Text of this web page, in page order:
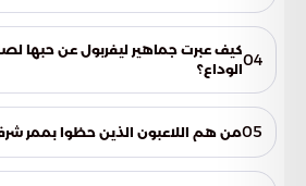
في مباراته الوداعية ضد فريق برينتفورد،
تسجيل هدف مميز كان بمثابة هدية أخيرة04كيف عبرت جماهير ليفربول عن حبها
الوداع؟
ضجت مدرجات ملعب الأنفيلد بالهتافات
رددت اسم محمد صلاح بحب كبير، كما
من خلال التصفيق الحار واللافتات
05من هم اللاعبون الذين حظوا بممر
أقام لاعبو ليفربول والجهاز الفني ممراً